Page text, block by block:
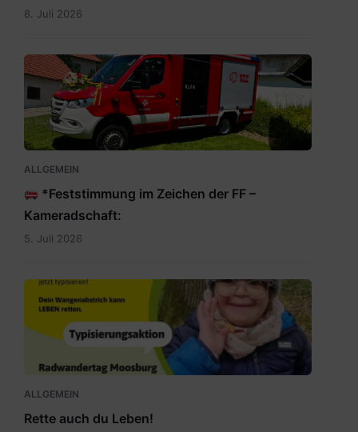
8. Juli 2026
IMG-
20260705-
WA0009.jpg
ALLGEMEIN
*Feststimmung im Zeichen der FF –
Kameradschaft:
5. Juli 2026
Rette
auch
du
ALLGEMEIN
Rette auch du Leben!